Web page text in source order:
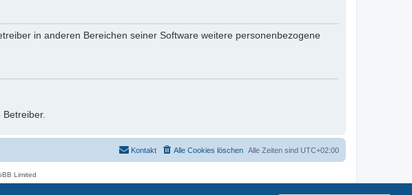
in anderen Bereichen seiner Software weitere personenbezogene
Alle Zeiten sind UTC+02:00
Alle Cookies löschen
Kontakt
Limited